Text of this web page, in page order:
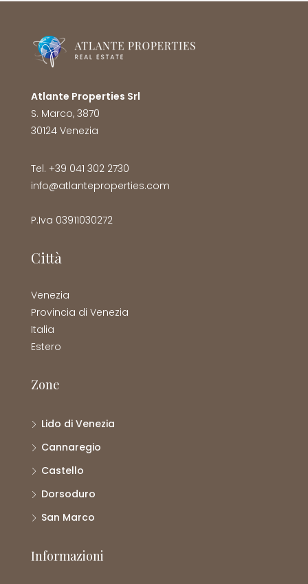
Atlante Properties Srl
S. Marco, 3870
30124 Venezia
Tel. +39 041 302 2730
info@atlanteproperties.com
P.Iva 03911030272
Città
Venezia
Provincia di Venezia
Italia
Estero
Zone
Lido di Venezia
Cannaregio
Castello
Dorsoduro
San Marco
Informazioni